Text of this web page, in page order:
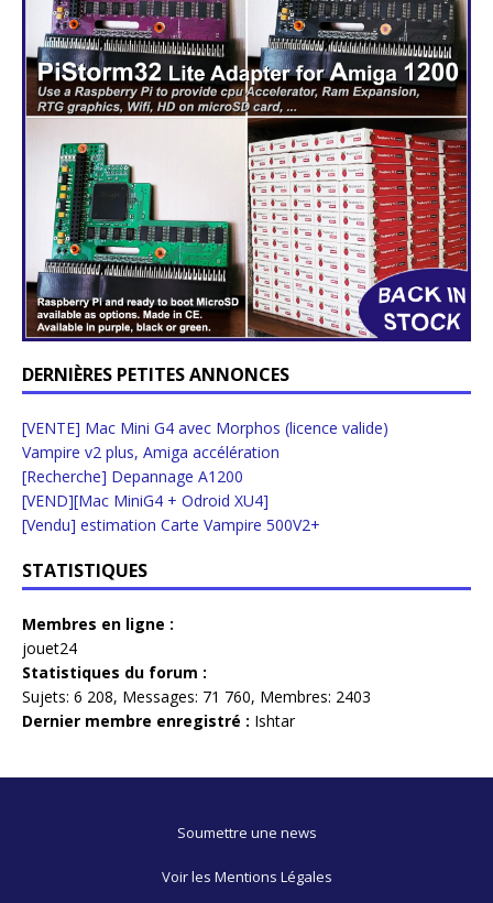
DERNIÈRES PETITES ANNONCES
[VENTE] Mac Mini G4 avec Morphos (licence valide)
Vampire v2 plus, Amiga accélération
[Recherche] Depannage A1200
[VEND][Mac MiniG4 + Odroid XU4]
[Vendu] estimation Carte Vampire 500V2+
STATISTIQUES
Membres en ligne :
jouet24
Statistiques du forum :
Sujets: 6 208, Messages: 71 760, Membres: 2403
Dernier membre enregistré : Ishtar
Soumettre une news
Voir les Mentions Légales